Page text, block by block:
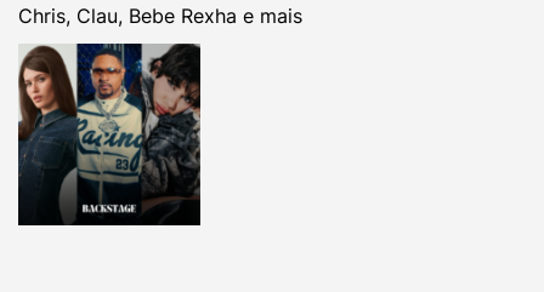
Chris, Clau, Bebe Rexha e mais